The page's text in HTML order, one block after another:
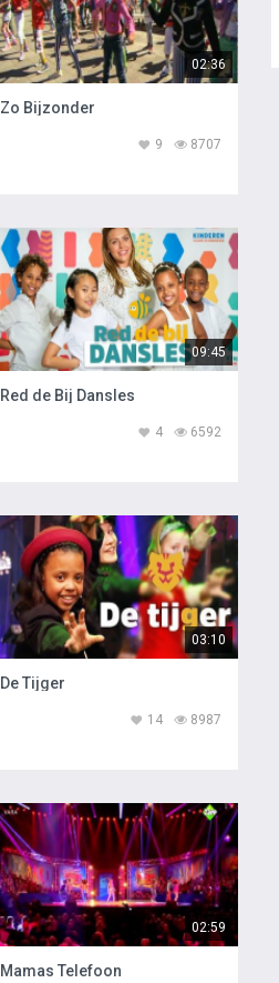
02:36
Zo Bijzonder
8707
9
09:45
Red de Bij Dansles
6592
4
03:10
De Tijger
8987
14
02:59
Mamas Telefoon